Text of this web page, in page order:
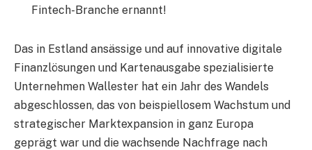
Fintech-Branche ernannt!
Das in Estland ansässige und auf innovative digitale
Finanzlösungen und Kartenausgabe spezialisierte
Unternehmen Wallester hat ein Jahr des Wandels
abgeschlossen, das von beispiellosem Wachstum und
strategischer Marktexpansion in ganz Europa
geprägt war und die wachsende Nachfrage nach